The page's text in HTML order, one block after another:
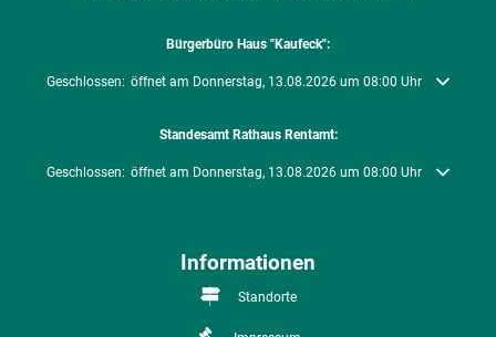
Bürgerbüro Haus "Kaufeck":
Klicken, um weitere Öffnungs- oder Schließzeiten auszublenden
Geschlossen: öffnet am Donnerstag, 13.08.2026 um 08:00 Uhr
Standesamt Rathaus Rentamt:
Klicken, um weitere Öffnungs- oder Schließzeiten auszublenden
Geschlossen: öffnet am Donnerstag, 13.08.2026 um 08:00 Uhr
Informationen
Standorte